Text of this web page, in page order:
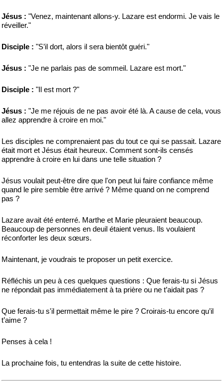
Jésus : "Venez, maintenant allons-y. Lazare est endormi. Je vais le
réveiller."
Disciple : "S’il dort, alors il sera bientôt guéri."
Jésus : "Je ne parlais pas de sommeil. Lazare est mort."
Disciple : "Il est mort ?"
Jésus : "Je me réjouis de ne pas avoir été là. A cause de cela, vous
allez apprendre à croire en moi."
Les disciples ne comprenaient pas du tout ce qui se passait. Lazare
était mort et Jésus était heureux. Comment sont-ils censés
apprendre à croire en lui dans une telle situation ?
Jésus voulait peut-être dire que l'on peut lui faire confiance même
quand le pire semble être arrivé ? Même quand on ne comprend
pas ?
Lazare avait été enterré. Marthe et Marie pleuraient beaucoup.
Beaucoup de personnes en deuil étaient venus. Ils voulaient
réconforter les deux sœurs.
Maintenant, je voudrais te proposer un petit exercice.
Réfléchis un peu à ces quelques questions : Que ferais-tu si Jésus
ne répondait pas immédiatement à ta prière ou ne t’aidait pas ?
Que ferais-tu s'il permettait même le pire ? Croirais-tu encore qu’il
t’aime ?
Penses à cela !
La prochaine fois, tu entendras la suite de cette histoire.